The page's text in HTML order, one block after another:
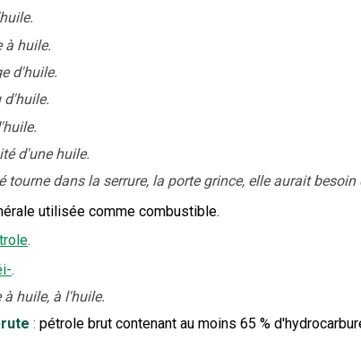
à huile.
d'huile.
d'huile.
d'une huile.
tourne dans la serrure, la porte grince, elle aurait
utilisée comme combustible.
.
.
à huile, à l'huile.
: pétrole brut contenant au moins 65 %